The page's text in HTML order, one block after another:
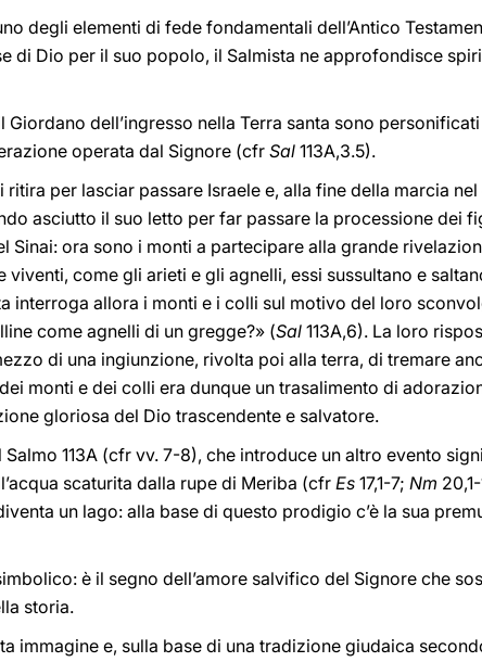
degli elementi di fede fondamentali dell’Antico
di Dio per il suo popolo, il Salmista ne approfondisce
Giordano dell’ingresso nella Terra santa sono
operata dal Signore (cfr Sal 113A,3.5).
ritira per lasciar passare Israele e, alla fine della marcia
asciutto il suo letto per far passare la processione dei
Sinai: ora sono i monti a partecipare alla grande
come gli arieti e gli agnelli, essi sussultano e
interroga allora i monti e i colli sul motivo del loro
come agnelli di un gregge?» (Sal 113A,6). La loro
di una ingiunzione, rivolta poi alla terra, di tremare
monti e dei colli era dunque un trasalimento di
gloriosa del Dio trascendente e salvatore.
113A (cfr vv. 7-8), che introduce un altro evento
scaturita dalla rupe di Meriba (cfr Es 17,1-7; Nm
un lago: alla base di questo prodigio c’è la sua
è il segno dell’amore salvifico del Signore che
storia.
immagine e, sulla base di una tradizione giudaica